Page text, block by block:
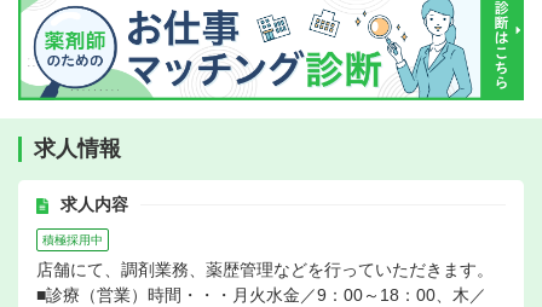
求人情報
求人内容
積極採用中
店舗にて、調剤業務、薬歴管理などを行っていただきます。
■診療（営業）時間・・・月火水金／9：00～18：00、木／